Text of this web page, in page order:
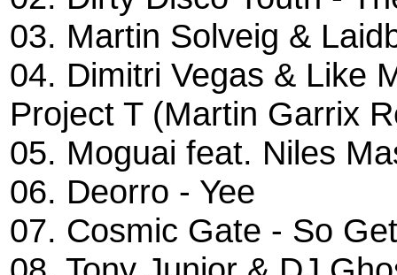
03. Martin Solveig &
04. Dimitri Vegas & Like
Project T (Martin Garrix
05. Moguai feat. Niles
06. Deorro - Yee
07. Cosmic Gate - So